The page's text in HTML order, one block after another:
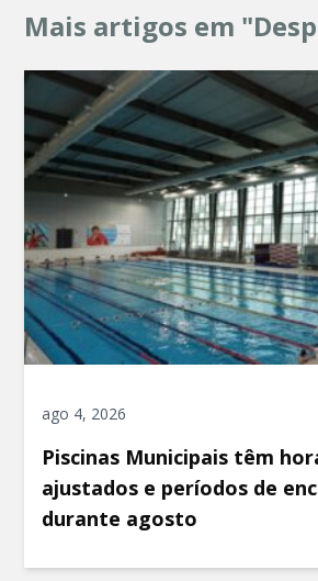
Mais artigos em
ago 4, 2026
Piscinas Municipais têm
ajustados e períodos de
durante agosto